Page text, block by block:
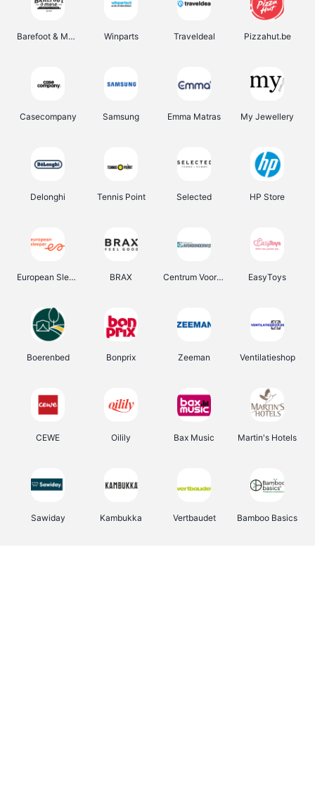
Barefoot & More Winparts Traveldeal Pizzahut.be
Casecompany Samsung Emma Matras My Jewellery
Delonghi Tennis Point Selected HP Store
European Sleeper BRAX Centrum Voor Avondonderwijs EasyToys
Boerenbed Bonprix Zeeman Ventilatieshop
CEWE Oilily Bax Music Martin's Hotels
Sawiday Kambukka Vertbaudet Bamboo Basics